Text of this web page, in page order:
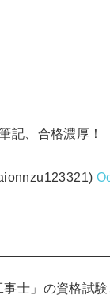
記、合格濃厚！
事士」の資格試